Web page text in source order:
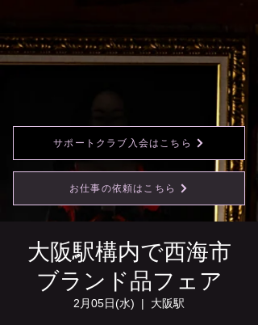
お仕事の依頼はこちら
サポートクラブ入会はこちら
大阪駅構内で西海市
ブランド品フェア
2月05日(水)
  |
大阪駅